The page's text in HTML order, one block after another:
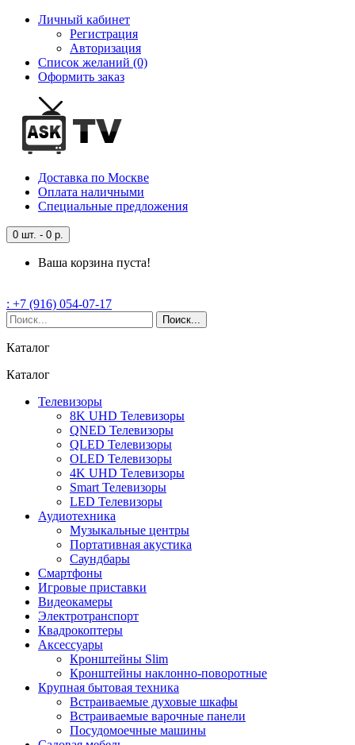
Личный кабинет
Регистрация
Авторизация
Список желаний (0)
Оформить заказ
Доставка по Москве
Оплата наличными
Специальные предложения
0 шт. - 0 р.
Ваша корзина пуста!
: +7 (916) 054-07-17
Поиск...
Каталог
Каталог
Телевизоры
8K UHD Телевизоры
QNED Телевизоры
QLED Телевизоры
OLED Телевизоры
4K UHD Телевизоры
Smart Телевизоры
LED Телевизоры
Аудиотехника
Музыкальные центры
Портативная акустика
Саундбары
Смартфоны
Игровые приставки
Видеокамеры
Электротранспорт
Квадрокоптеры
Аксессуары
Кронштейны Slim
Кронштейны наклонно-поворотные
Крупная бытовая техника
Встраиваемые духовые шкафы
Встраиваемые варочные панели
Посудомоечные машины